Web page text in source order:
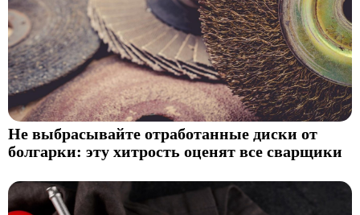
Не выбрасывайте отработанные диски от
болгарки: эту хитрость оценят все сварщики